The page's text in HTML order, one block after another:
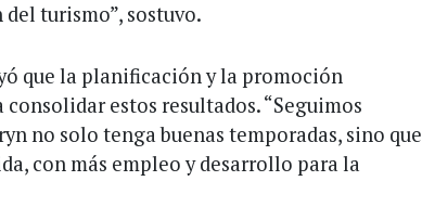
turismo”, sostuvo.
que la planificación y la promoción
estos resultados. “Seguimos
no solo tenga buenas temporadas, sino que
con más empleo y desarrollo para la